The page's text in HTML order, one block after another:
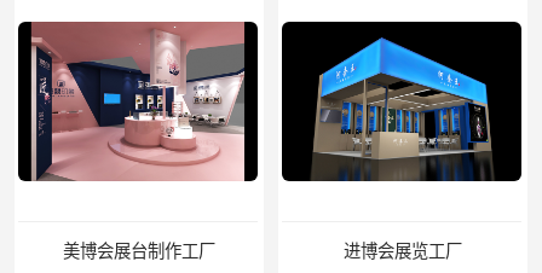
美博会展台制作工厂 进博会展览工厂